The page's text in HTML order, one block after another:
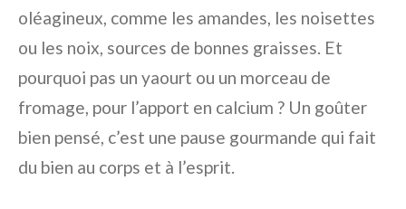
oléagineux, comme les amandes, les noisettes
ou les noix, sources de bonnes graisses. Et
pourquoi pas un yaourt ou un morceau de
fromage, pour l’apport en calcium ? Un goûter
bien pensé, c’est une pause gourmande qui fait
du bien au corps et à l’esprit.